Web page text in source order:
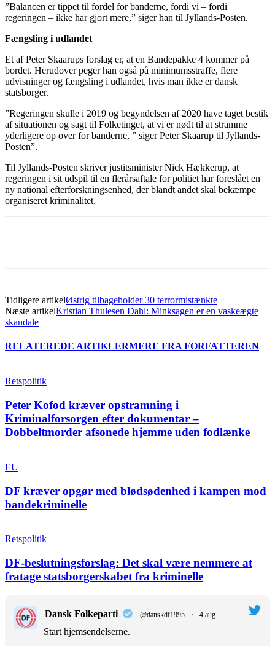
”Balancen er tippet til fordel for banderne, fordi vi – fordi
regeringen – ikke har gjort mere,” siger han til Jyllands-Posten.
Fængsling i udlandet
Et af Peter Skaarups forslag er, at en Bandepakke 4 kommer på
bordet. Herudover peger han også på minimumsstraffe, flere
udvisninger og fængsling i udlandet, hvis man ikke er dansk
statsborger.
”Regeringen skulle i 2019 og begyndelsen af 2020 have taget bestik
af situationen og sagt til Folketinget, at vi er nødt til at stramme
yderligere op over for banderne, ” siger Peter Skaarup til Jyllands-
Posten”.
Til Jyllands-Posten skriver justitsminister Nick Hækkerup, at
regeringen i sit udspil til en flerårsaftale for politiet har foreslået en
ny national efterforskningsenhed, der blandt andet skal bekæmpe
organiseret kriminalitet.
Tidligere artikelØstrig tilbageholder 30 terrormistænkte
Næste artikelKristian Thulesen Dahl: Minksagen er en vaskeægte
skandale
RELATEREDE ARTIKLERMERE FRA FORFATTEREN
Retspolitik
Peter Kofod kræver opstramning i
Kriminalforsorgen efter dokumentar –
Dobbeltmorder afsonede hjemme uden fodlænke
EU
DF kræver opgør med blødsødenhed i kampen mod
bandekriminelle
Retspolitik
DF-beslutningsforslag: Det skal være nemmere at
fratage statsborgerskabet fra kriminelle
Dansk Folkeparti @danskdf1995 · 4 aug
Start hjemsendelserne.